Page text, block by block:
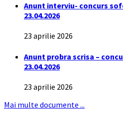
Anunt interviu- concurs
23.04.2026
23 aprilie 2026
Anunt probra scrisa –
23.04.2026
23 aprilie 2026
Mai multe documente ...